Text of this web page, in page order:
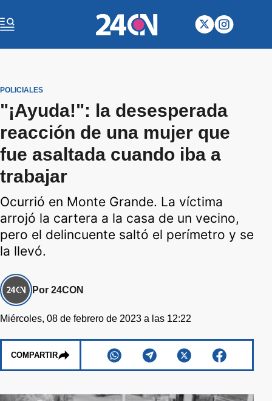
POLICIALES
"¡Ayuda!": la desesperada
reacción de una mujer que
fue asaltada cuando iba a
trabajar
Ocurrió en Monte Grande. La víctima
arrojó la cartera a la casa de un vecino,
pero el delincuente saltó el perímetro y se
la llevó.
Por 24CON
Miércoles, 08 de febrero de 2023 a las 12:22
COMPARTIR